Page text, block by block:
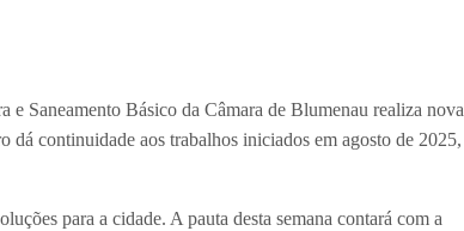
e Saneamento Básico da Câmara de Blumenau realiza nova
dá continuidade aos trabalhos iniciados em agosto de 2025,
para a cidade. A pauta desta semana contará com a